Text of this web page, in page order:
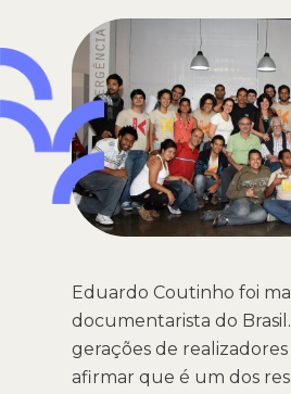
Eduardo Coutinho foi
documentarista do
gerações de
afirmar que é um dos